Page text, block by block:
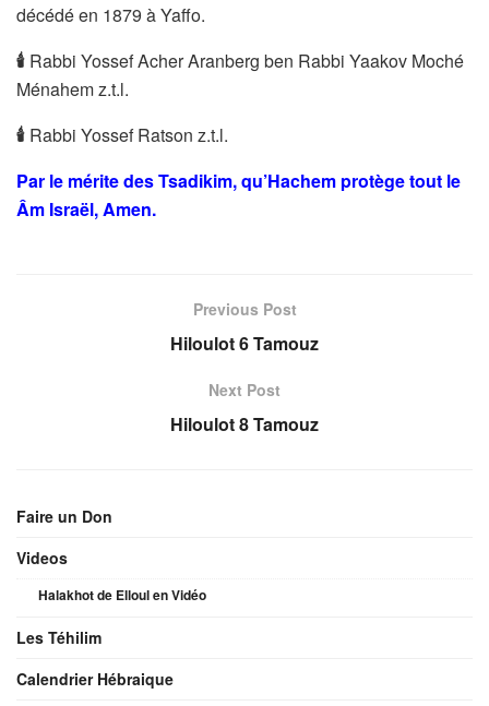
décédé en 1879 à Yaffo.
🕯 Rabbi Yossef Acher Aranberg ben Rabbi Yaakov Moché
Ménahem z.t.l.
🕯 Rabbi Yossef Ratson z.t.l.
Par le mérite des Tsadikim, qu’Hachem protège tout le
Âm Israël, Amen.
Previous Post
Hiloulot 6 Tamouz
Next Post
Hiloulot 8 Tamouz
Faire un Don
Videos
Halakhot de Elloul en Vidéo
Les Téhilim
Calendrier Hébraique